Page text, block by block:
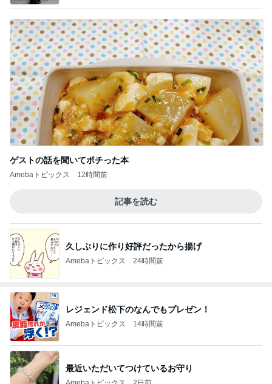
ゲストの話を聞いてポチった本
Amebaトピックス 12時間前
記事を読む
久しぶりに作り好評だったから揚げ
Amebaトピックス 24時間前
レジェンド松下のなんでもプレゼン！
Amebaトピックス 14時間前
最近いただいてつけているお守り